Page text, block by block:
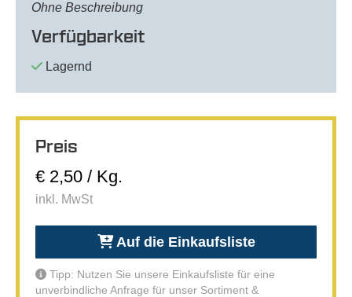
Ohne Beschreibung
Verfügbarkeit
Lagernd
Preis
€ 2,50 / Kg.
inkl. MwSt
Auf die Einkaufsliste
Tipp: Nutzen Sie unsere Einkaufsliste für eine
unverbindliche Anfrage für unser Sortiment &